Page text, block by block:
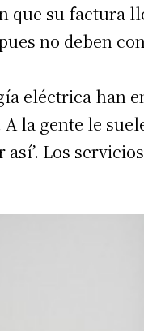
que su factura
no deben
eléctrica han
la gente le
así’. Los